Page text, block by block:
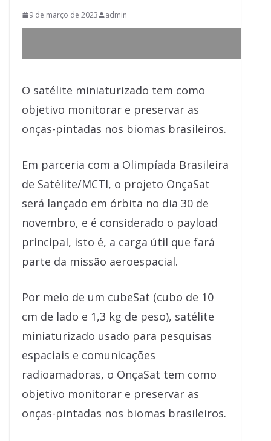
9 de março de 2023 admin
O satélite miniaturizado tem como
objetivo monitorar e preservar as
onças-pintadas nos biomas brasileiros.
Em parceria com a Olimpíada Brasileira
de Satélite/MCTI, o projeto OnçaSat
será lançado em órbita no dia 30 de
novembro, e é considerado o payload
principal, isto é, a carga útil que fará
parte da missão aeroespacial.
Por meio de um cubeSat (cubo de 10
cm de lado e 1,3 kg de peso), satélite
miniaturizado usado para pesquisas
espaciais e comunicações
radioamadoras, o OnçaSat tem como
objetivo monitorar e preservar as
onças-pintadas nos biomas brasileiros.